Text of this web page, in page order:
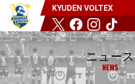
KYUDEN VOLTEX
ニュース
NEWS